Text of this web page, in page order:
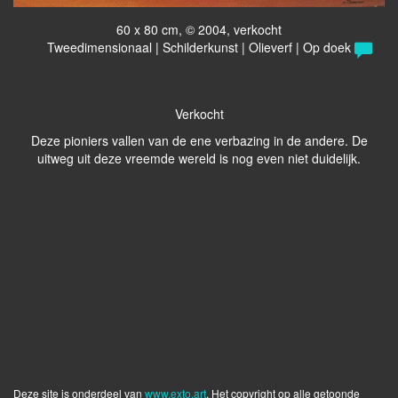
60 x 80 cm, © 2004, verkocht
Tweedimensionaal | Schilderkunst | Olieverf | Op doek
Verkocht
Deze pioniers vallen van de ene verbazing in de andere. De
uitweg uit deze vreemde wereld is nog even niet duidelijk.
Deze site is onderdeel van www.exto.art. Het copyright op alle getoonde